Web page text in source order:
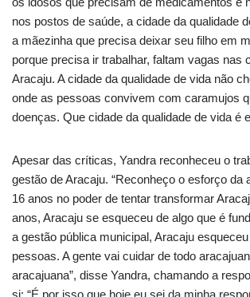
nos postos de saúde, a cidade da qualidade
a mãezinha que precisa deixar seu filho em
porque precisa ir trabalhar, faltam vagas nas
Aracaju. A cidade da qualidade de vida não
onde as pessoas convivem com caramujos
doenças. Que cidade da qualidade de vida é
Apesar das críticas, Yandra reconheceu o
gestão de Aracaju. “Reconheço o esforço da
16 anos no poder de tentar transformar
anos, Aracaju se esqueceu de algo que é
a gestão pública municipal, Aracaju
pessoas. A gente vai cuidar de todo
aracajuana”, disse Yandra, chamando a
si: “É por isso que hoje eu sei da minha